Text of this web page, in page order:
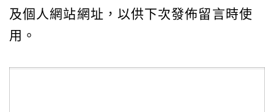
及個人網站網址，以供下次發佈留言時使
用。